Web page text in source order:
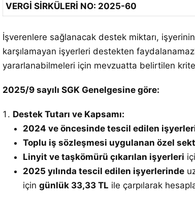
VERGİ SİRKÜLERİ NO: 2025-60
İşverenlere sağlanacak destek miktarı,
karşılamayan işyerleri destekten
yararlanabilmeleri için mevzuatta belirtilen
2025/9 sayılı SGK Genelgesine göre:
Destek Tutarı ve Kapsamı:
2024 ve öncesinde tescil edilen
Toplu iş sözleşmesi uygulanan özel
Linyit ve taşkömürü çıkarılan işyerleri
2025 yılında tescil edilen işyerlerinde
için günlük 33,33 TL ile çarpılarak